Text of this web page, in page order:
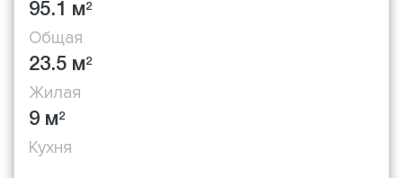
95.1 м2
Общая
23.5 м2
Жилая
9 м2
Кухня